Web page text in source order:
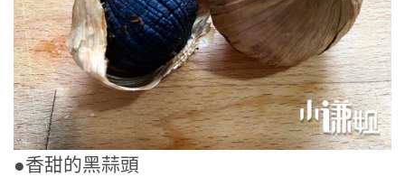
●香甜的黑蒜頭